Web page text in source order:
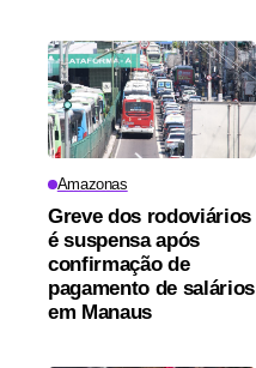
Amazonas
Greve dos rodoviários
é suspensa após
confirmação de
pagamento de salários
em Manaus